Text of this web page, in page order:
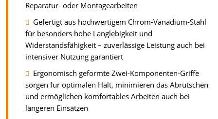
Reparatur- oder Montagearbeiten
Gefertigt aus hochwertigem Chrom-Vanadium-Stahl
für besonders hohe Langlebigkeit und
Widerstandsfähigkeit – zuverlässige Leistung auch bei
intensiver Nutzung garantiert
Ergonomisch geformte Zwei-Komponenten-Griffe
sorgen für optimalen Halt, minimieren das Abrutschen
und ermöglichen komfortables Arbeiten auch bei
längeren Einsätzen